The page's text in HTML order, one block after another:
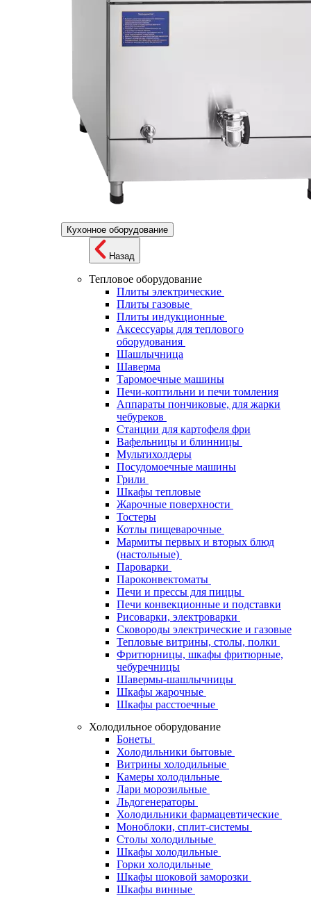
Кухонное оборудование
Назад
Тепловое оборудование
Плиты электрические
Плиты газовые
Плиты индукционные
Аксессуары для теплового
оборудования
Шашлычница
Шаверма
Таромоечные машины
Печи-коптильни и печи томления
Аппараты пончиковые, для жарки
чебуреков
Станции для картофеля фри
Вафельницы и блинницы
Мультихолдеры
Посудомоечные машины
Грили
Шкафы тепловые
Жарочные поверхности
Тостеры
Котлы пищеварочные
Мармиты первых и вторых блюд
(настольные)
Пароварки
Пароконвектоматы
Печи и прессы для пиццы
Печи конвекционные и подставки
Рисоварки, электроварки
Сковороды электрические и газовые
Тепловые витрины, столы, полки
Фритюрницы, шкафы фритюрные,
чебуречницы
Шавермы-шашлычницы
Шкафы жарочные
Шкафы расстоечные
Холодильное оборудование
Бонеты
Холодильники бытовые
Витрины холодильные
Камеры холодильные
Лари морозильные
Льдогенераторы
Холодильники фармацевтические
Моноблоки, сплит-системы
Столы холодильные
Шкафы холодильные
Горки холодильные
Шкафы шоковой заморозки
Шкафы винные